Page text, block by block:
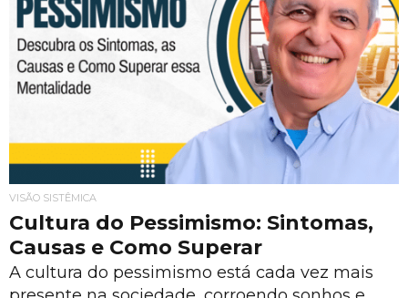
VISÃO SISTÊMICA
Cultura do Pessimismo: Sintomas,
Causas e Como Superar
A cultura do pessimismo está cada vez mais